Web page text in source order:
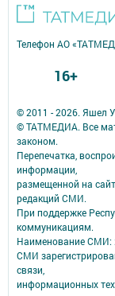
© 2011 - 2026. Яшел
© ТАТМЕДИА. Все
законом.
Перепечатка,
информации,
размещенной на
редакций СМИ.
При поддержке
коммуникациям.
Наименование СМИ:
СМИ
связи,
информационных
Телефон АО
16+